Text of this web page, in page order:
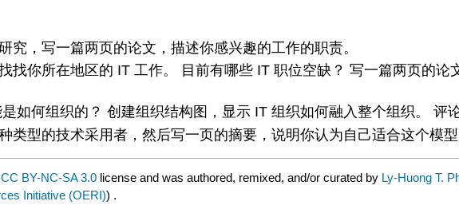
究，写一篇两页的论文，描述你感兴趣的工作的职责。
找你所在地区的 IT 工作。 目前有哪些 IT 职位空缺？ 写一篇两页的
如何组织的？ 创建组织结构图，显示 IT 组织如何融入整个组织。 评
类型的技术采用者，然后写一页的摘要，说明你认为自己适合这个模型
CC BY-NC-SA 3.0 license and was authored, remixed, and/or curated by Ly-Huong T.
Initiative (OERI)) .